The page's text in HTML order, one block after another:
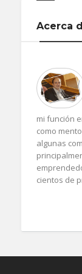
Acerca
mi función
como
algunas
cientos de